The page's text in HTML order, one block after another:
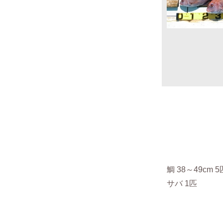
鯛 38～49cm 5
サバ 1匹